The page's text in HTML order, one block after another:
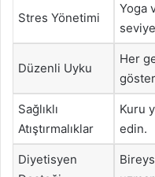
Stres Yönetimi
Yoga
Düzenli Uyku
Her
Sağlıklı
Atıştırmalıklar
Kuru
edin.
Diyetisyen